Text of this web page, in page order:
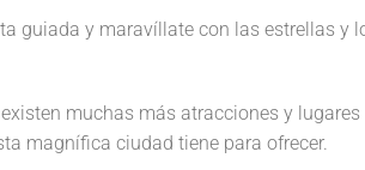
guiada y maravíllate con las estrellas y
muchas más atracciones y lugares
magnífica ciudad tiene para ofrecer.